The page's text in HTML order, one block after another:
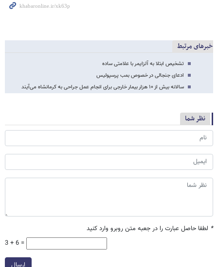
خبرهای مرتبط
تشخیص ابتلا به آلزایمر با علامتی ساده
ادعای جنجالی در خصوص بمب‌ پرسپولیس
سالانه بیش از ۱۰ هزار بیمار خارجی برای انجام عمل جراحی به کرمانشاه می‌آیند
نظر شما
* لطفا حاصل عبارت را در جعبه متن روبرو وارد کنید
3 + 6 =
ارسال